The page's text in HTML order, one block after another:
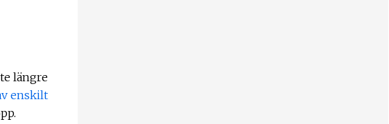
längre
enskilt